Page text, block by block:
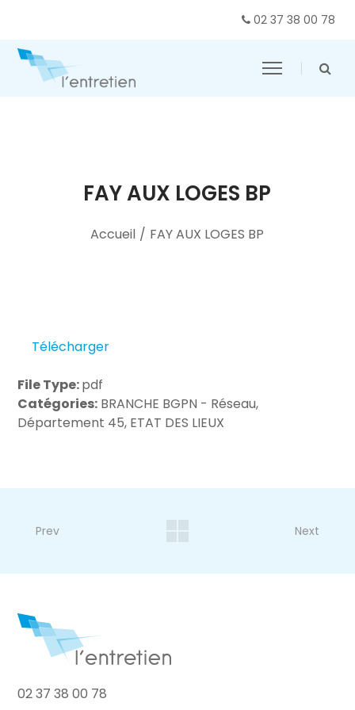
02 37 38 00 78
FAY AUX LOGES BP
Accueil / FAY AUX LOGES BP
Télécharger
File Type:pdf
Catégories: BRANCHE BGPN - Réseau,
Département 45, ETAT DES LIEUX
Prev Next
02 37 38 00 78